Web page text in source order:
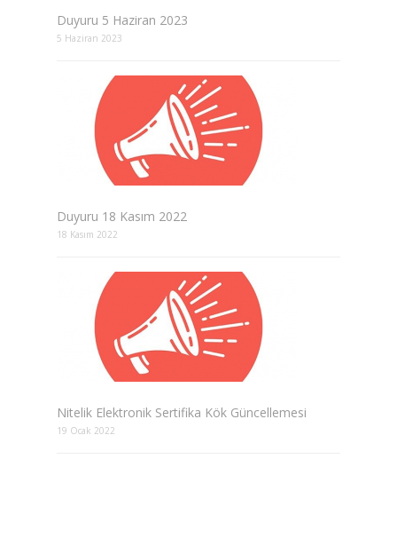
Duyuru 5 Haziran 2023
5 Haziran 2023
Duyuru 18 Kasım 2022
18 Kasım 2022
Nitelik Elektronik Sertifika Kök Güncellemesi
19 Ocak 2022